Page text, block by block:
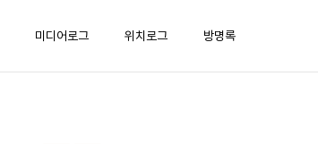
미디어로그 위치로그 방명록